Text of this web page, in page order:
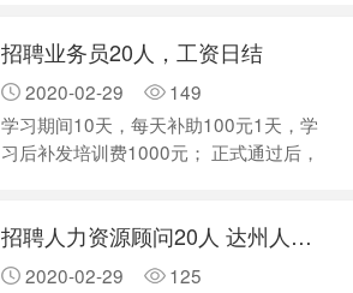
刻揪着大家的心。 在家办公、在线培
训、远程视频……这些看似很遥远的事
情，没想到因为一次疫情，就变成了自己
的日常。 疫情，考验的不仅仅是每个人
的免疫力，也是每一家企业的免疫力。
招聘业务员20人，工资日结
2020-02-29
149
学习期间10天，每天补助100元1天，学
习后补发培训费1000元； 正式通过后，
15182037777
招聘人力资源顾问20人 达州人才信息网
2020-02-29
125